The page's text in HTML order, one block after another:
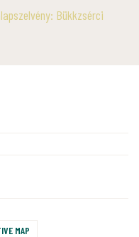
Bükkzsérci
MAP